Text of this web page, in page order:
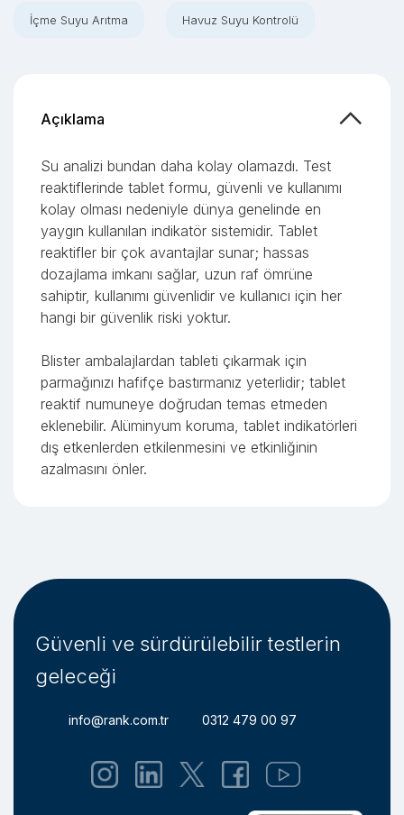
İçme Suyu Arıtma Havuz Suyu Kontrolü
Açıklama
Su analizi bundan daha kolay olamazdı. Test
reaktiflerinde tablet formu, güvenli ve kullanımı
kolay olması nedeniyle dünya genelinde en
yaygın kullanılan indikatör sistemidir. Tablet
reaktifler bir çok avantajlar sunar; hassas
dozajlama imkanı sağlar, uzun raf ömrüne
sahiptir, kullanımı güvenlidir ve kullanıcı için her
hangi bir güvenlik riski yoktur.
Blister ambalajlardan tableti çıkarmak için
parmağınızı hafifçe bastırmanız yeterlidir; tablet
reaktif numuneye doğrudan temas etmeden
eklenebilir. Alüminyum koruma, tablet indikatörleri
dış etkenlerden etkilenmesini ve etkinliğinin
azalmasını önler.
Güvenli ve sürdürülebilir testlerin
geleceği
info@rank.com.tr 0312 479 00 97